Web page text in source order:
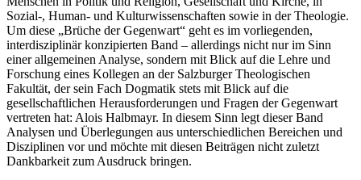
Sozial-, Human- und Kulturwissenschaften sowie in der Theologie.
Um diese „Brüche der Gegenwart“ geht es im vorliegenden,
interdisziplinär konzipierten Band – allerdings nicht nur im Sinn
einer allgemeinen Analyse, sondern mit Blick auf die Lehre und
Forschung eines Kollegen an der Salzburger Theologischen
Fakultät, der sein Fach Dogmatik stets mit Blick auf die
gesellschaftlichen Herausforderungen und Fragen der Gegenwart
vertreten hat: Alois Halbmayr. In diesem Sinn legt dieser Band
Analysen und Überlegungen aus unterschiedlichen Bereichen und
Disziplinen vor und möchte mit diesen Beiträgen nicht zuletzt
Dankbarkeit zum Ausdruck bringen.